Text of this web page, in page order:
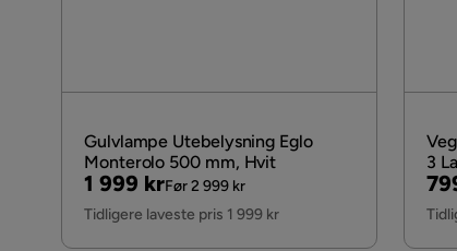
Gulvlampe Utebelysning Eglo
Monterolo 500 mm, Hvit
Pris
1 999 kr
Original
Pris
Før 2 999 kr
Tidligere laveste pris 1 999 kr
3
Pris